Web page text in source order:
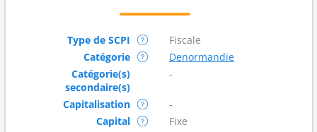
Type de SCPI
Fiscale
Catégorie
Denormandie
Catégorie(s)
secondaire(s)
-
Capitalisation
-
Capital
Fixe